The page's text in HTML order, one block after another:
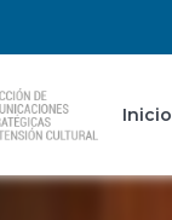
Inicio